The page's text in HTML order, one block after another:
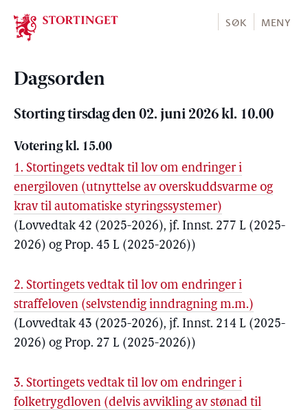
Stortinget.no
SØK MENY
Dagsorden
Storting tirsdag den 02. juni 2026 kl. 10.00
Votering kl. 15.00
1. Stortingets vedtak til lov om endringer i
energiloven (utnyttelse av overskuddsvarme og
krav til automatiske styringssystemer)
(Lovvedtak 42 (2025-2026), jf. Innst. 277 L (2025-
2026) og Prop. 45 L (2025-2026))
2. Stortingets vedtak til lov om endringer i
straffeloven (selvstendig inndragning m.m.)
(Lovvedtak 43 (2025-2026), jf. Innst. 214 L (2025-
2026) og Prop. 27 L (2025-2026))
3. Stortingets vedtak til lov om endringer i
folketrygdloven (delvis avvikling av stønad til